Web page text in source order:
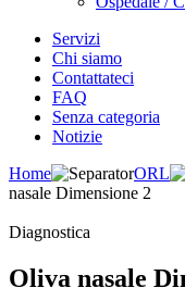
Servizi
Chi siamo
Contattateci
FAQ
Senza categoria
Notizie
Home
ORL
nasale Dimensione 2
Diagnostica
Oliva nasale